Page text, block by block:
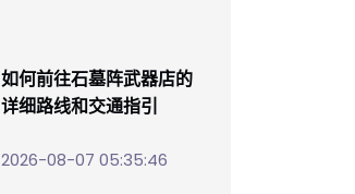
如何前往石墓阵武器店的
详细路线和交通指引
2026-08-07 05:35:46